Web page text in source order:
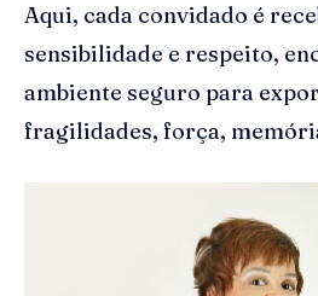
Aqui, cada convidado é
sensibilidade e respeito,
ambiente seguro para
fragilidades, força,